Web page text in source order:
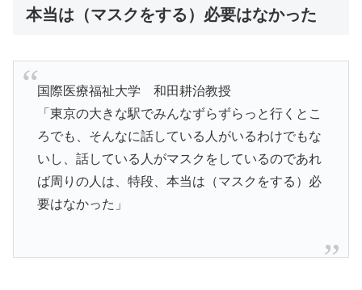
本当は（マスクをする）必要はなかった
国際医療福祉大学 和田耕治教授
「東京の大きな駅でみんなずらずらっと行くとこ
ろでも、そんなに話している人がいるわけでもな
いし、話している人がマスクをしているのであれ
ば周りの人は、特段、本当は（マスクをする）必
要はなかった」